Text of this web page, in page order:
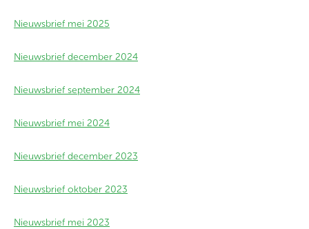
Nieuwsbrief mei 2025
Nieuwsbrief december 2024
Nieuwsbrief september 2024
Nieuwsbrief mei 2024
Nieuwsbrief december 2023
Nieuwsbrief oktober 2023
Nieuwsbrief mei 2023